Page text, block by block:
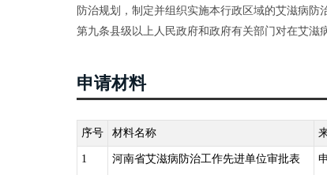
防治规划，制定并组织实施本行政区域的艾滋病防
第九条县级以上人民政府和政府有关部门对在艾滋
申请材料
序号 材料名称
1 河南省艾滋病防治工作先进单位审批表